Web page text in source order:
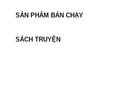
SẢN PHẨM BÁN CHẠY
SÁCH TRUYỆN